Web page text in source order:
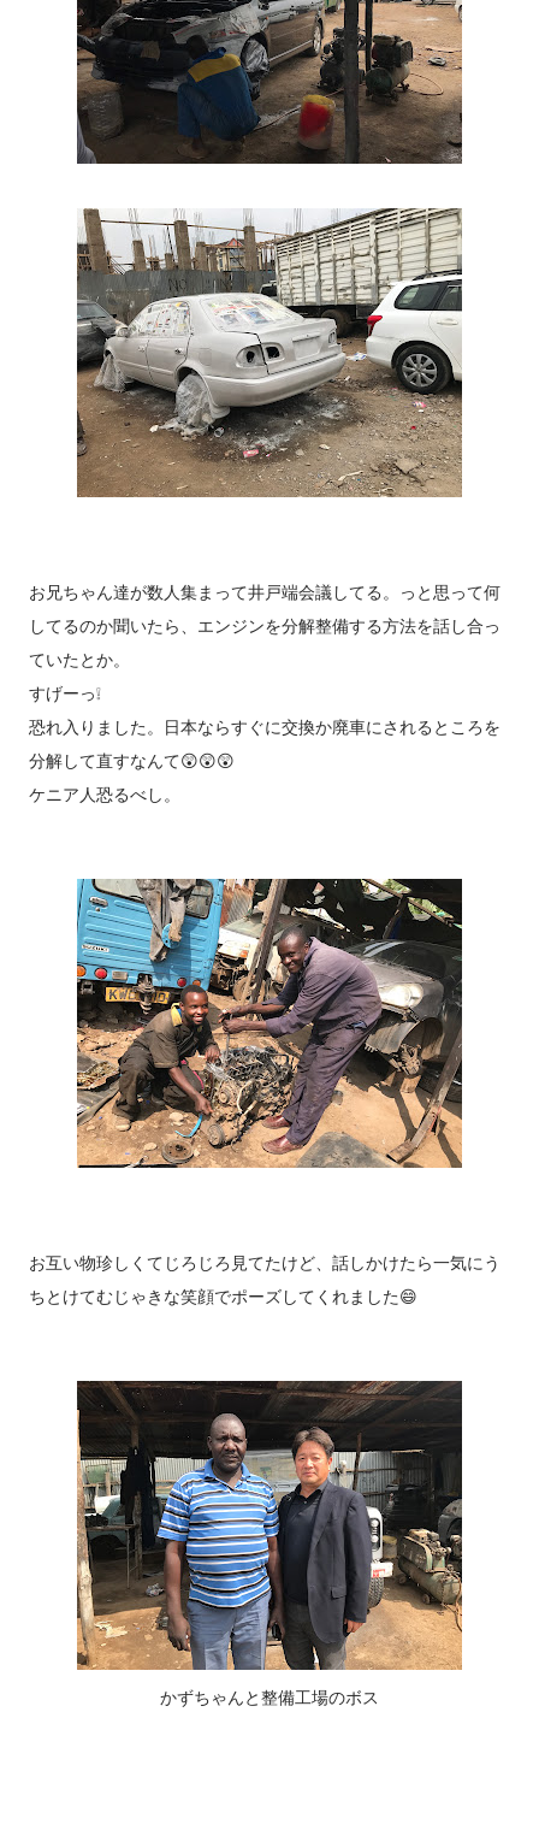
お兄ちゃん達が数人集まって井戸端会議してる。っと思って何
してるのか聞いたら、エンジンを分解整備する方法を話し合っ
ていたとか。
すげーっ❕
恐れ入りました。日本ならすぐに交換か廃車にされるところを
分解して直すなんて😲😲😲
ケニア人恐るべし。
お互い物珍しくてじろじろ見てたけど、話しかけたら一気にう
ちとけてむじゃきな笑顔でポーズしてくれました😄
かずちゃんと整備工場のボス